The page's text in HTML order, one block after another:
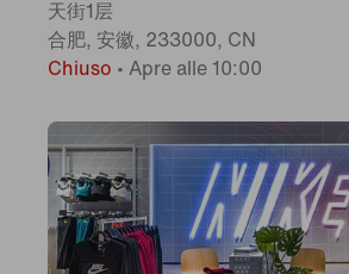
天街1层
合肥, 安徽, 233000, CN
Chiuso • Apre alle 10:00